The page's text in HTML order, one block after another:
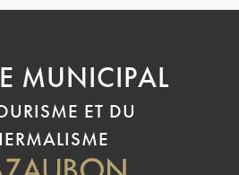
MUNICIPAL
ET DU